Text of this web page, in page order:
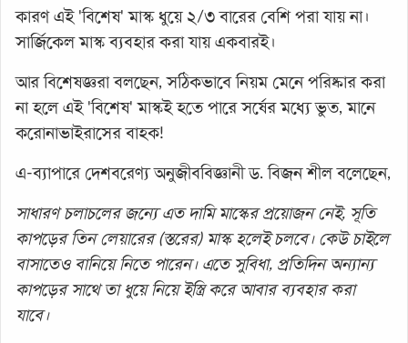
কারণ এই 'বিশেষ' মাস্ক ধুয়ে ২/৩ বারের বেশি পরা যায় না।
সার্জিকেল মাস্ক ব্যবহার করা যায় একবারই।
আর বিশেষজ্ঞরা বলছেন, সঠিকভাবে নিয়ম মেনে পরিষ্কার করা
না হলে এই 'বিশেষ' মাস্কই হতে পারে সর্ষের মধ্যে ভুত, মানে
করোনাভাইরাসের বাহক!
এ-ব্যাপারে দেশবরেণ্য অনুজীববিজ্ঞানী ড. বিজন শীল বলেছেন,
সাধারণ চলাচলের জন্যে এত দামি মাস্কের প্রয়োজন নেই, সূতি
কাপড়ের তিন লেয়ারের (স্তরের) মাস্ক হলেই চলবে। কেউ চাইলে
বাসাতেও বানিয়ে নিতে পারেন। এতে সুবিধা, প্রতিদিন অন্যান্য
কাপড়ের সাথে তা ধুয়ে নিয়ে ইস্ত্রি করে আবার ব্যবহার করা
যাবে।